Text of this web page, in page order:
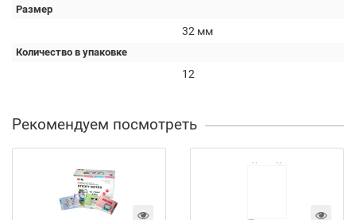
Размер
32 мм
Количество в упаковке
12
Рекомендуем посмотреть